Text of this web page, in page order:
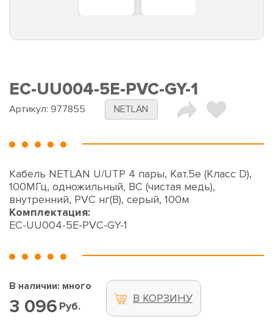
EC-UU004-5E-PVC-GY-1
Артикул: 977855 NETLAN
Кабель NETLAN U/UTP 4 пары, Кат.5e (Класс D),
100МГц, одножильный, BC (чистая медь),
внутренний, PVC нг(B), серый, 100м
Комплектация:
EC-UU004-5E-PVC-GY-1
В наличии: много
3 096 Руб.
В КОРЗИНУ